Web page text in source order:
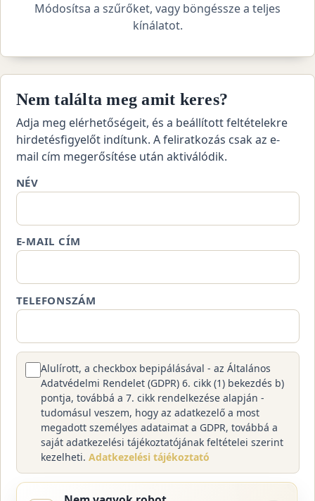
Módosítsa a szűrőket, vagy böngéssze a teljes
kínálatot.
Nem találta meg amit keres?
Adja meg elérhetőségeit, és a beállított feltételekre
hirdetésfigyelőt indítunk. A feliratkozás csak az e-
mail cím megerősítése után aktiválódik.
NÉV
E-MAIL CÍM
TELEFONSZÁM
Alulírott, a checkbox bepipálásával - az Általános
Adatvédelmi Rendelet (GDPR) 6. cikk (1) bekezdés b)
pontja, továbbá a 7. cikk rendelkezése alapján -
tudomásul veszem, hogy az adatkezelő a most
megadott személyes adataimat a GDPR, továbbá a
saját adatkezelési tájékoztatójának feltételei szerint
kezelheti. Adatkezelési tájékoztató